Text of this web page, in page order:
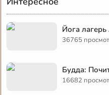
Йога
36765
Будда:
16682